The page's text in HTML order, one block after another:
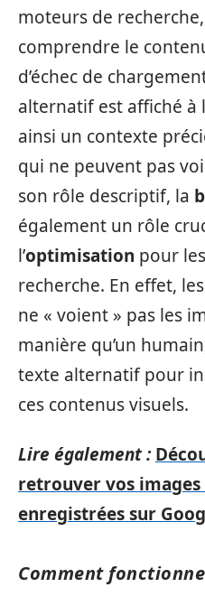
moteurs de
comprendre le
d’échec de
alternatif est affiché à
ainsi un contexte
qui ne peuvent pas
son rôle descriptif, la
également un rôle
l’optimisation pour
recherche. En effet, les
ne « voient » pas les
manière qu’un
texte alternatif pour
ces contenus visuels.
Lire également :
retrouver vos
enregistrées sur
Comment